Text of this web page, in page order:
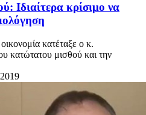
Ιδιαίτερα κρίσιμο να
οικονομία κατέταξε ο κ.
κατώτατου μισθού και την